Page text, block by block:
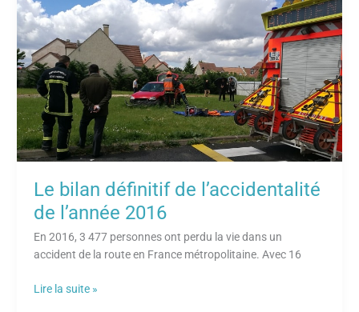
Le bilan définitif de l’accidentalité
de l’année 2016
En 2016, 3 477 personnes ont perdu la vie dans un
accident de la route en France métropolitaine. Avec 16
définitif
de
l’accidentalité
de
l’année
2016
Lire la suite »